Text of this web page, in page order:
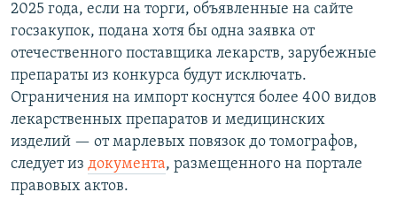
2025 года, если на торги, объявленные на сайте
госзакупок, подана хотя бы одна заявка от
отечественного поставщика лекарств, зарубежные
препараты из конкурса будут исключать.
Ограничения на импорт коснутся более 400 видов
лекарственных препаратов и медицинских
изделий — от марлевых повязок до томографов,
следует из документа, размещенного на портале
правовых актов.